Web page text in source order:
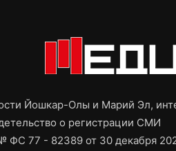
Йошкар-Олы и Марий Эл,
о регистрации СМИ
ФС 77 - 82389 от 30 декабря